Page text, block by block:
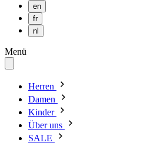
en
fr
nl
Menü
Herren
Damen
Kinder
Über uns
SALE